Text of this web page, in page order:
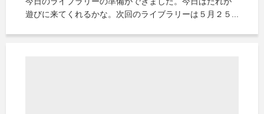
遊びに来てくれるかな。次回のライブラリーは５月２５...